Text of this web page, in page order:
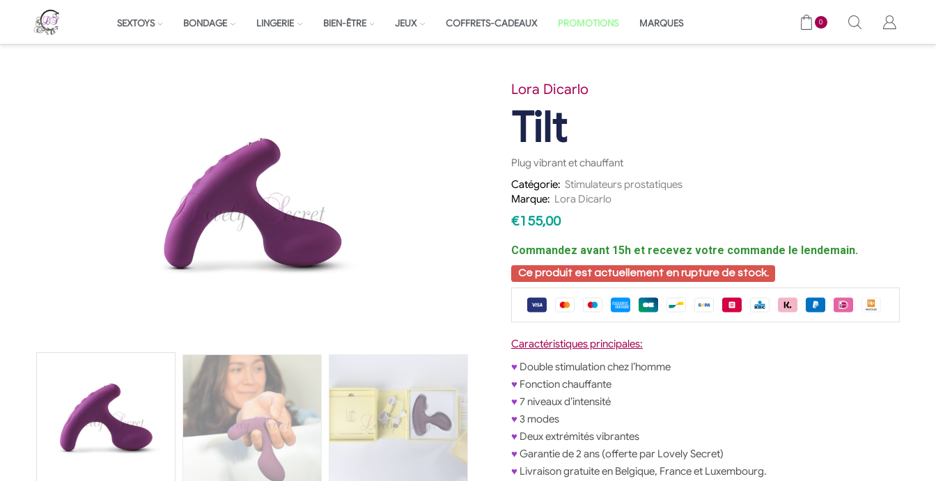
SEXTOYS BONDAGE LINGERIE BIEN-ÊTRE JEUX COFFRETS-CADEAUX PROMOTIONS MARQUES 0
Lora Dicarlo
Tilt
Plug vibrant et chauffant
Catégorie: Stimulateurs prostatiques
Marque: Lora Dicarlo
€155,00
Commandez avant 15h et recevez votre commande le lendemain.
Ce produit est actuellement en rupture de stock.
Caractéristiques principales:
♥ Double stimulation chez l’homme
♥ Fonction chauffante
♥ 7 niveaux d’intensité
♥ 3 modes
♥ Deux extrémités vibrantes
♥ Garantie de 2 ans (offerte par Lovely Secret)
♥ Livraison gratuite en Belgique, France et Luxembourg.